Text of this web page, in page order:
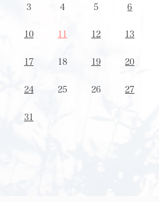
3 4 5 6
10 12 13
17 18 19 20
24 25 26 27
31